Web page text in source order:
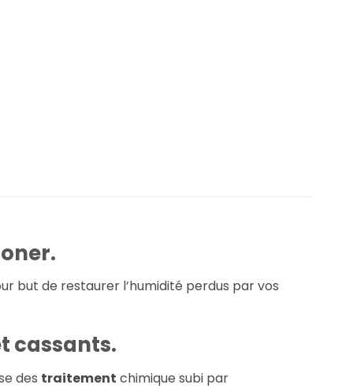
but de restaurer l’humidité perdus par vos
cassants.
des traitement chimique subi par